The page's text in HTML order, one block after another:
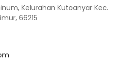
Kelurahan Kutoanyar Kec.
66215